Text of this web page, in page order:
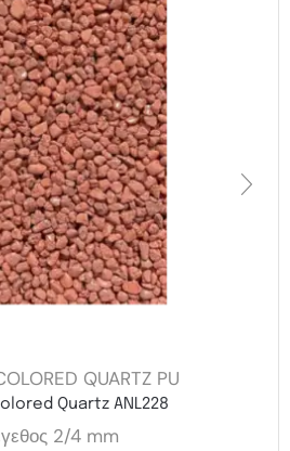
QUARTZ PU
Quartz ANL228
2/4 mm